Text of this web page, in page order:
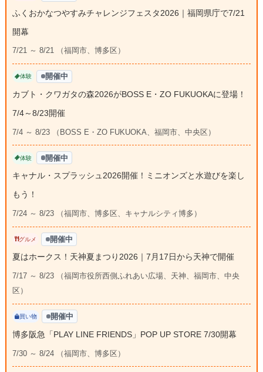
ふくおかなつやすみチャレンジフェスタ2026｜福岡県庁で7/21
開幕
7/21 ～ 8/21 （福岡市、博多区）
体験 開催中
カブト・クワガタの森2026がBOSS E・ZO FUKUOKAに登場！
7/4～8/23開催
7/4 ～ 8/23 （BOSS E・ZO FUKUOKA、福岡市、中央区）
体験 開催中
キャナル・スプラッシュ2026開催！ミニオンズと水遊びを楽し
もう！
7/24 ～ 8/23 （福岡市、博多区、キャナルシティ博多）
グルメ 開催中
夏はホークス！天神夏まつり2026｜7月17日から天神で開催
7/17 ～ 8/23 （福岡市役所西側ふれあい広場、天神、福岡市、中央
区）
買い物 開催中
博多阪急「PLAY LINE FRIENDS」POP UP STORE 7/30開幕
7/30 ～ 8/24 （福岡市、博多区）